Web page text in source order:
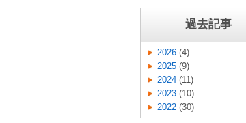
過去記事
2026 (4)
2025 (9)
2024 (11)
2023 (10)
2022 (30)